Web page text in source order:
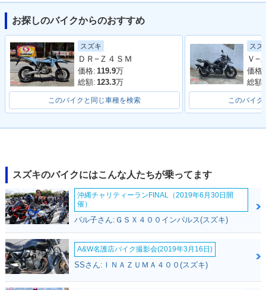
お探しのバイクからのおすすめ
スズキ
ＤＲ−Ｚ４ＳＭ
価格: 119.9万
総額: 123.3万
このバイクと同じ車種を検索
スズ
価格:
総額:
このバイ
スズキのバイクにはこんな人たちが乗ってます
沖縄チャリティーランFINAL（2019年6月30日開
催）
パル子さん:ＧＳＸ４００インパルス(スズキ)
A&W名護店バイク撮影会(2019年3月16日)
SSさん:ＩＮＡＺＵＭＡ４００(スズキ)